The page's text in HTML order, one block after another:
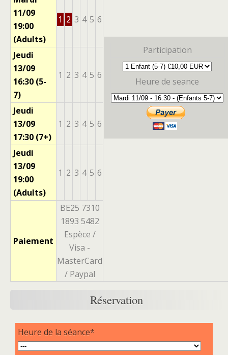
Participation
Heure de seance
11/09
19:00
(Adults)
1 2 3 4 5 6
Jeudi
13/09
16:30 (5-
7)
1 2 3 4 5 6
Jeudi
13/09
17:30 (7+)
1 2 3 4 5 6
Jeudi
13/09
19:00
(Adults)
1 2 3 4 5 6
Paiement
BE25 7310
1893 5482
Espèce /
Visa -
MasterCard
/ Paypal
Réservation
Heure de la séance*